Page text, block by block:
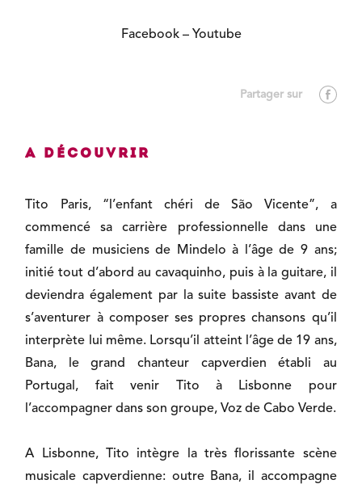
Facebook– Youtube
A découvrir
Tito Paris, “l’enfant chéri de São Vicente”, a
commencé sa carrière professionnelle dans une
famille de musiciens de Mindelo à l’âge de 9 ans;
initié tout d’abord au cavaquinho, puis à la guitare, il
deviendra également par la suite bassiste avant de
s’aventurer à composer ses propres chansons qu’il
interprète lui même. Lorsqu’il atteint l’âge de 19 ans,
Bana, le grand chanteur capverdien établi au
Portugal, fait venir Tito à Lisbonne pour
l’accompagner dans son groupe, Voz de Cabo Verde.
A Lisbonne, Tito intègre la très florissante scène
musicale capverdienne: outre Bana, il accompagne